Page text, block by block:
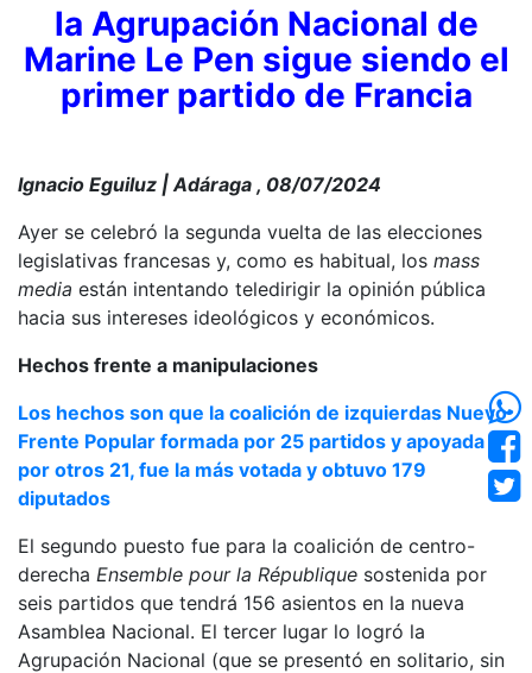
la Agrupación Nacional de
Marine Le Pen sigue siendo el
primer partido de Francia
Ignacio Eguiluz | Adáraga , 08/07/2024
Ayer se celebró la segunda vuelta de las elecciones
legislativas francesas y, como es habitual, los mass
media están intentando teledirigir la opinión pública
hacia sus intereses ideológicos y económicos.
Hechos frente a manipulaciones
Los hechos son que la coalición de izquierdas Nuevo
Frente Popular formada por 25 partidos y apoyada
por otros 21, fue la más votada y obtuvo 179
diputados
El segundo puesto fue para la coalición de centro-
derecha Ensemble pour la République sostenida por
seis partidos que tendrá 156 asientos en la nueva
Asamblea Nacional. El tercer lugar lo logró la
Agrupación Nacional (que se presentó en solitario, sin